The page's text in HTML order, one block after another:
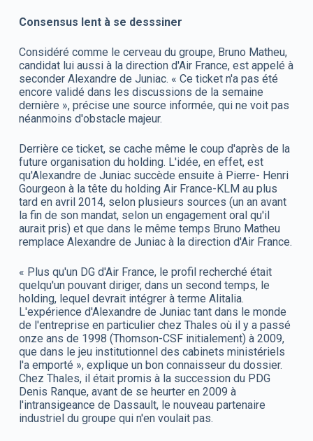
Consensus lent à se desssiner
Considéré comme le cerveau du groupe, Bruno Matheu,
candidat lui aussi à la direction d'Air France, est appelé à
seconder Alexandre de Juniac. « Ce ticket n'a pas été
encore validé dans les discussions de la semaine
dernière », précise une source informée, qui ne voit pas
néanmoins d'obstacle majeur.
Derrière ce ticket, se cache même le coup d'après de la
future organisation du holding. L'idée, en effet, est
qu'Alexandre de Juniac succède ensuite à Pierre- Henri
Gourgeon à la tête du holding Air France-KLM au plus
tard en avril 2014, selon plusieurs sources (un an avant
la fin de son mandat, selon un engagement oral qu'il
aurait pris) et que dans le même temps Bruno Matheu
remplace Alexandre de Juniac à la direction d'Air France.
« Plus qu'un DG d'Air France, le profil recherché était
quelqu'un pouvant diriger, dans un second temps, le
holding, lequel devrait intégrer à terme Alitalia.
L'expérience d'Alexandre de Juniac tant dans le monde
de l'entreprise en particulier chez Thales où il y a passé
onze ans de 1998 (Thomson-CSF initialement) à 2009,
que dans le jeu institutionnel des cabinets ministériels
l'a emporté », explique un bon connaisseur du dossier.
Chez Thales, il était promis à la succession du PDG
Denis Ranque, avant de se heurter en 2009 à
l'intransigeance de Dassault, le nouveau partenaire
industriel du groupe qui n'en voulait pas.